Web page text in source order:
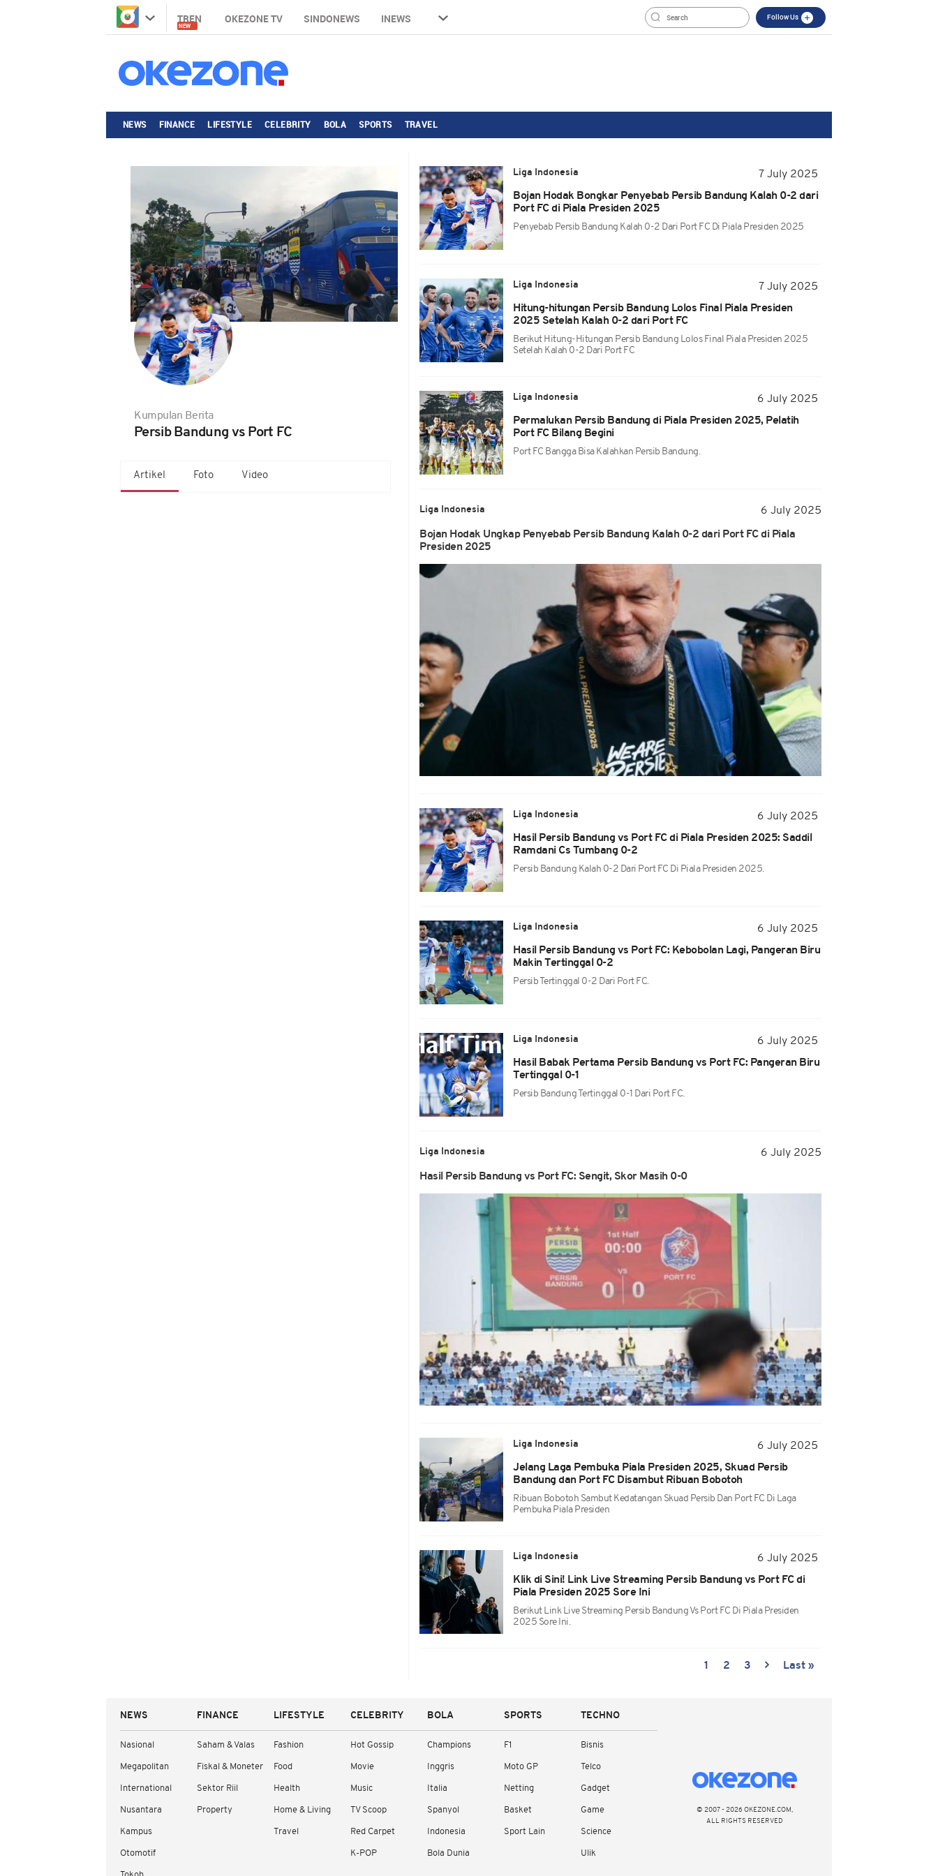
TREN
NEW
OKEZONE TV SINDONEWS INEWS Follow Us
NEWS FINANCE LIFESTYLE CELEBRITY BOLA SPORTS TRAVEL
Kumpulan Berita
Persib Bandung vs Port FC
Artikel Foto Video
Liga Indonesia
7 July 2025
Bojan Hodak Bongkar Penyebab Persib Bandung Kalah 0-2 dari
Port FC di Piala Presiden 2025
Penyebab Persib Bandung Kalah 0-2 Dari Port FC Di Piala Presiden 2025
Liga Indonesia
7 July 2025
Hitung-hitungan Persib Bandung Lolos Final Piala Presiden
2025 Setelah Kalah 0-2 dari Port FC
Berikut Hitung-Hitungan Persib Bandung Lolos Final Piala Presiden 2025
Setelah Kalah 0-2 Dari Port FC
Liga Indonesia
6 July 2025
Permalukan Persib Bandung di Piala Presiden 2025, Pelatih
Port FC Bilang Begini
Port FC Bangga Bisa Kalahkan Persib Bandung.
Liga Indonesia 6 July 2025
Bojan Hodak Ungkap Penyebab Persib Bandung Kalah 0-2 dari Port FC di Piala
Presiden 2025
Liga Indonesia
6 July 2025
Hasil Persib Bandung vs Port FC di Piala Presiden 2025: Saddil
Ramdani Cs Tumbang 0-2
Persib Bandung Kalah 0-2 Dari Port FC Di Piala Presiden 2025.
Liga Indonesia
6 July 2025
Hasil Persib Bandung vs Port FC: Kebobolan Lagi, Pangeran Biru
Makin Tertinggal 0-2
Persib Tertinggal 0-2 Dari Port FC.
Liga Indonesia
6 July 2025
Hasil Babak Pertama Persib Bandung vs Port FC: Pangeran Biru
Tertinggal 0-1
Persib Bandung Tertinggal 0-1 Dari Port FC.
Liga Indonesia 6 July 2025
Hasil Persib Bandung vs Port FC: Sengit, Skor Masih 0-0
Liga Indonesia
6 July 2025
Jelang Laga Pembuka Piala Presiden 2025, Skuad Persib
Bandung dan Port FC Disambut Ribuan Bobotoh
Ribuan Bobotoh Sambut Kedatangan Skuad Persib Dan Port FC Di Laga
Pembuka Piala Presiden
Liga Indonesia
6 July 2025
Klik di Sini! Link Live Streaming Persib Bandung vs Port FC di
Piala Presiden 2025 Sore Ini
Berikut Link Live Streaming Persib Bandung Vs Port FC Di Piala Presiden
2025 Sore Ini.
1 2 3 Last »
NEWS
Nasional
Megapolitan
International
Nusantara
Kampus
Otomotif
FINANCE
Saham & Valas
Fiskal & Moneter
Sektor Riil
Property
LIFESTYLE
Fashion
Food
Health
Home & Living
Travel
CELEBRITY
Hot Gossip
Movie
Music
TV Scoop
Red Carpet
K-POP
BOLA
Champions
Inggris
Italia
Spanyol
Indonesia
Bola Dunia
SPORTS
F1
Moto GP
Netting
Basket
Sport Lain
TECHNO
Bisnis
Telco
Gadget
Game
Science
Ulik
© 2007 - 2026 OKEZONE.COM,
ALL RIGHTS RESERVED